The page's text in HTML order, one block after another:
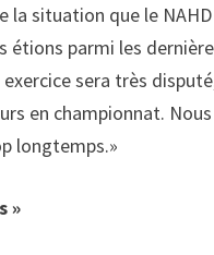
la situation que le
étions parmi les
sera très
en championnat.
longtemps.»
»